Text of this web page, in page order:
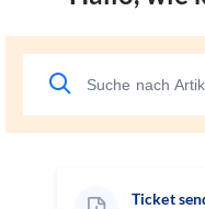
Ticket